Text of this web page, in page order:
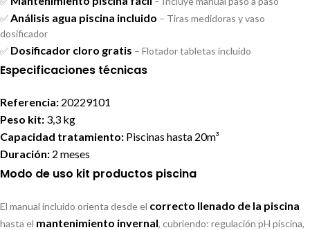
✅Análisis agua piscina incluido – Tiras medidoras y vaso
dosificador
✅ Dosificador cloro gratis – Flotador tabletas incluido
Especificaciones técnicas
Referencia: 20229101
Peso kit: 3,3 kg
Capacidad tratamiento: Piscinas hasta 20m³
Duración: 2 meses
Modo de uso kit productos piscina
El manual incluido orienta desde el correcto llenado de la piscina
hasta el mantenimiento invernal, cubriendo: regulación pH piscina,